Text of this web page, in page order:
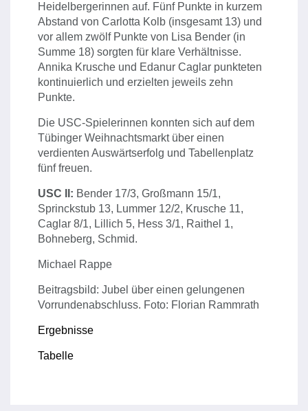
Heidelbergerinnen auf. Fünf Punkte in kurzem
Abstand von Carlotta Kolb (insgesamt 13) und
vor allem zwölf Punkte von Lisa Bender (in
Summe 18) sorgten für klare Verhältnisse.
Annika Krusche und Edanur Caglar punkteten
kontinuierlich und erzielten jeweils zehn
Punkte.
Die USC-Spielerinnen konnten sich auf dem
Tübinger Weihnachtsmarkt über einen
verdienten Auswärtserfolg und Tabellenplatz
fünf freuen.
USC II: Bender 17/3, Großmann 15/1,
Sprinckstub 13, Lummer 12/2, Krusche 11,
Caglar 8/1, Lillich 5, Hess 3/1, Raithel 1,
Bohneberg, Schmid.
Michael Rappe
Beitragsbild: Jubel über einen gelungenen
Vorrundenabschluss. Foto: Florian Rammrath
Ergebnisse
Tabelle